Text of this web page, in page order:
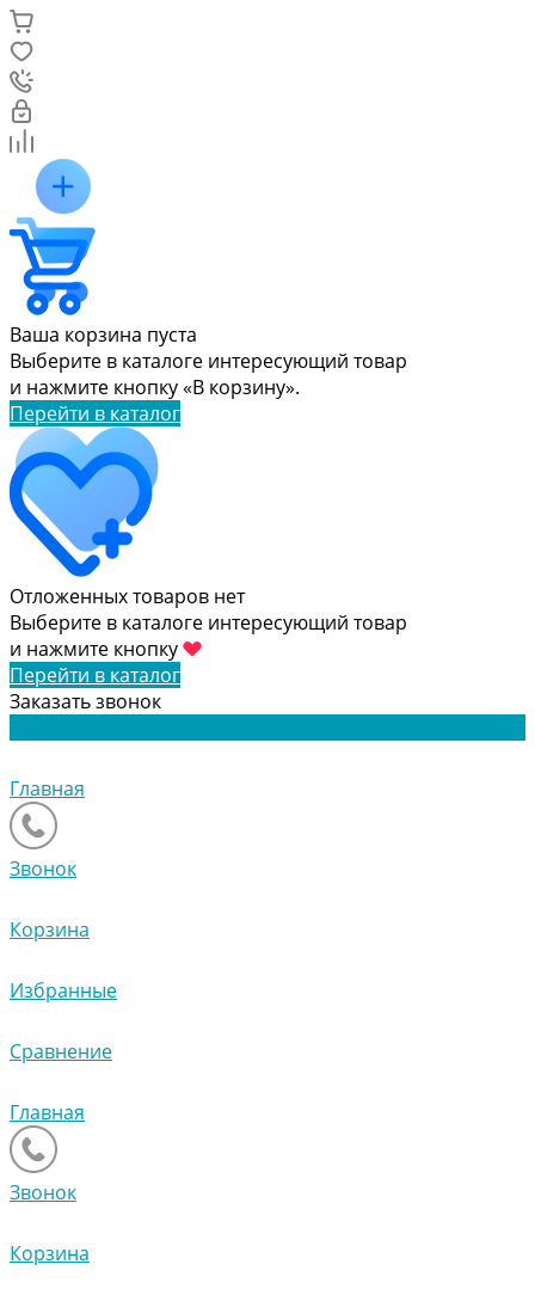
Ваша корзина пуста
Выберите в каталоге интересующий товар
и нажмите кнопку «В корзину».
Перейти в каталог
Отложенных товаров нет
Выберите в каталоге интересующий товар
и нажмите кнопку
Перейти в каталог
Заказать звонок
Главная
Звонок
Корзина
Избранные
Сравнение
Главная
Звонок
Корзина